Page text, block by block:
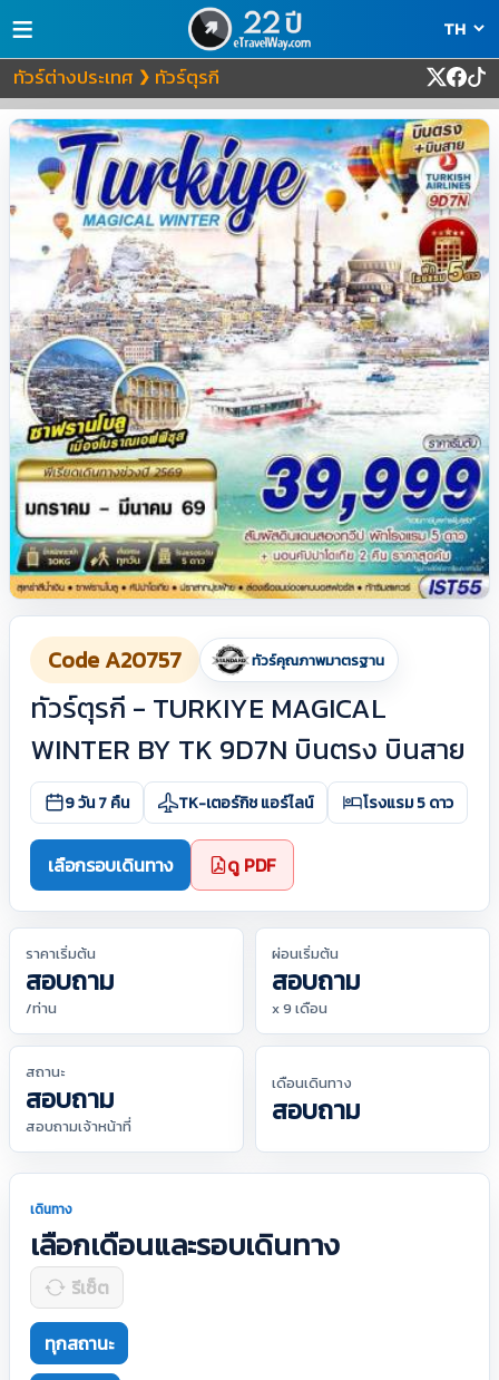
≡
ทัวร์ต่างประเทศ ❯ ทัวร์ตุรกี
Code A20757 ทัวร์คุณภาพมาตรฐาน
ทัวร์ตุรกี - TURKIYE MAGICAL
WINTER BY TK 9D7N บินตรง บินสาย
9 วัน 7 คืน TK-เตอร์กิช แอร์ไลน์ โรงแรม 5 ดาว
เลือกรอบเดินทาง ดู PDF
ราคาเริ่มต้น
สอบถาม
/ท่าน
ผ่อนเริ่มต้น
สอบถาม
x 9 เดือน
สถานะ
สอบถาม
สอบถามเจ้าหน้าที่
เดือนเดินทาง
สอบถาม
เดินทาง
เลือกเดือนและรอบเดินทาง
รีเซ็ต
ทุกสถานะ